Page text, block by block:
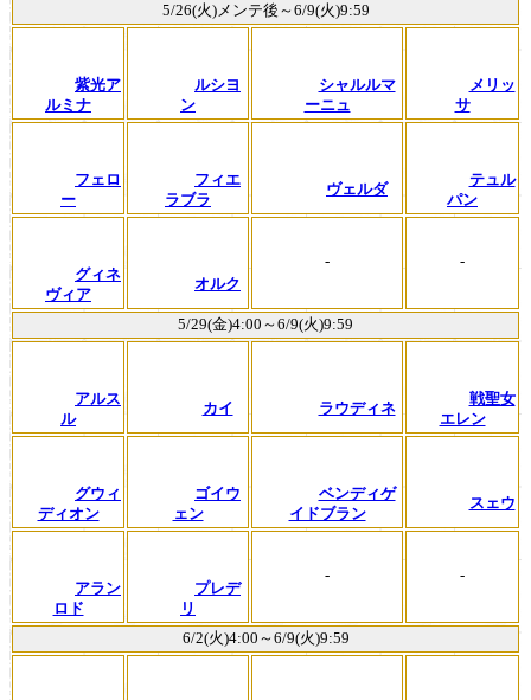
5/26(火)メンテ後～6/9(火)9:59
紫光ア
ルミナ
ルシヨ
ン
シャルルマ
ーニュ
メリッ
サ
フェロ
ー
フィエ
ラブラ
ヴェルダ
テュル
パン
グィネ
ヴィア
オルク
- -
5/29(金)4:00～6/9(火)9:59
アルス
ル
カイ ラウディネ
戦聖女
エレン
グウィ
ディオン
ゴイウ
ェン
ベンディゲ
イドブラン
スェウ
アラン
ロド
プレデ
リ
- -
6/2(火)4:00～6/9(火)9:59